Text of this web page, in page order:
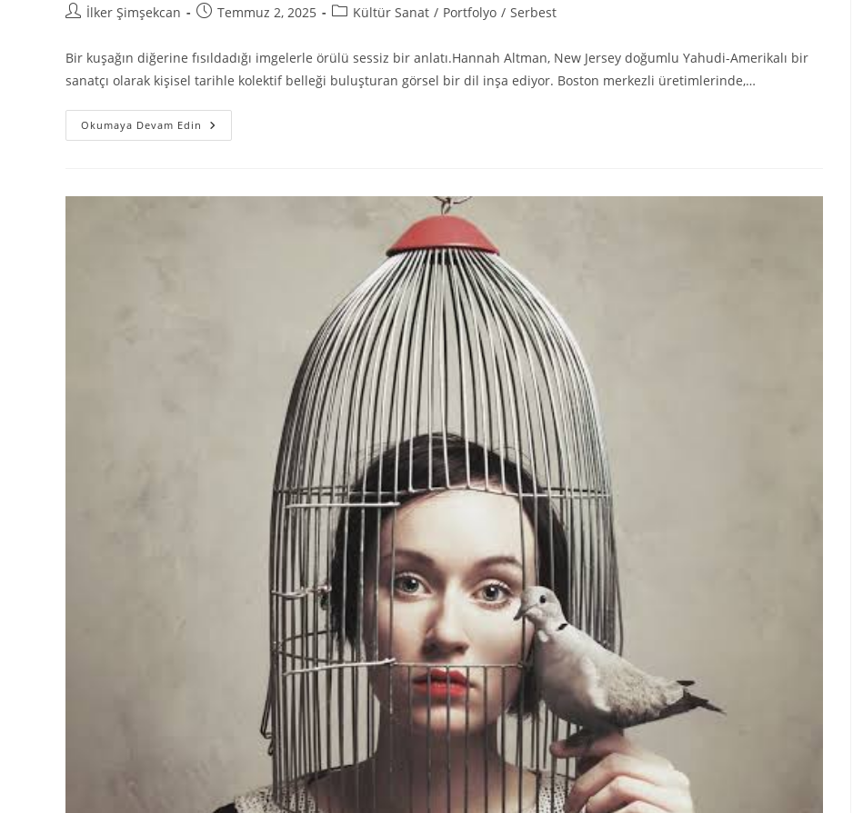
İlker Şimşekcan Temmuz 2, 2025 Kültür Sanat / Portfolyo / Serbest
Bir kuşağın diğerine fısıldadığı imgelerle örülü sessiz bir anlatı.Hannah Altman, New Jersey doğumlu Yahudi-Amerikalı bir
sanatçı olarak kişisel tarihle kolektif belleği buluşturan görsel bir dil inşa ediyor. Boston merkezli üretimlerinde,…
Okumaya Devam Edin